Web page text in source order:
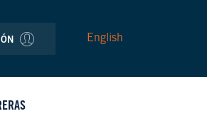
English